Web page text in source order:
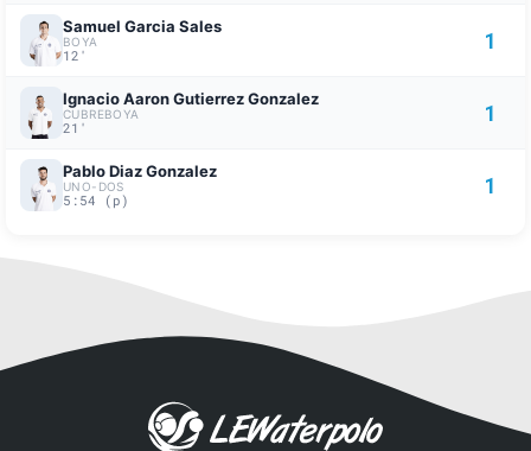
Samuel Garcia Sales
BOYA
12'
1
Ignacio Aaron Gutierrez Gonzalez
CUBREBOYA
21'
1
Pablo Diaz Gonzalez
UNO-DOS
5:54 (p)
1